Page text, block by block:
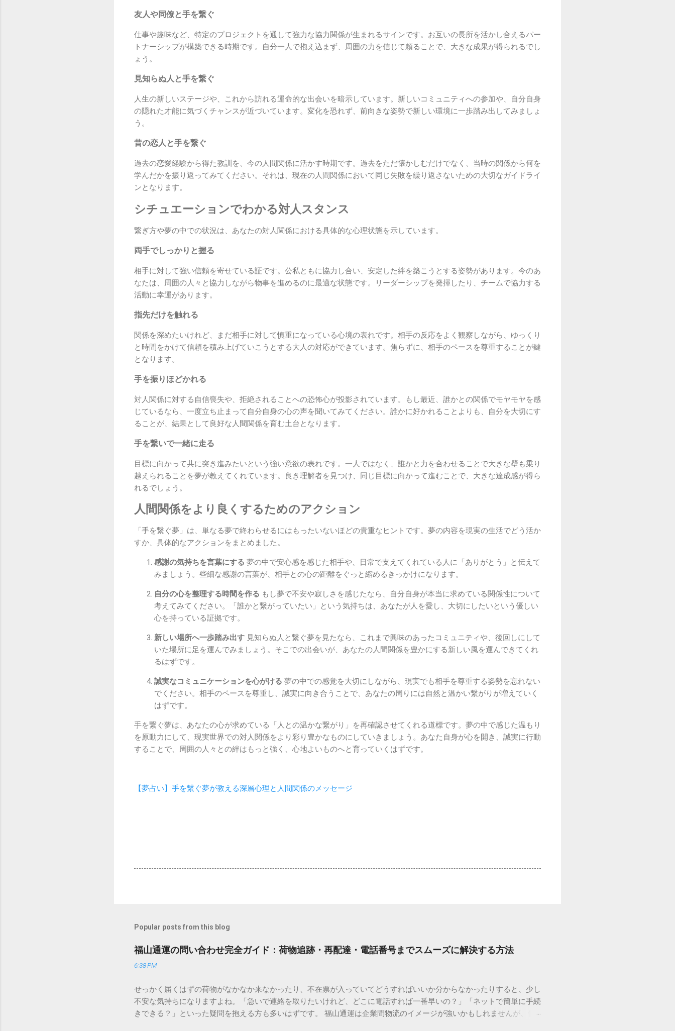
友人や同僚と手を繋ぐ
仕事や趣味など、特定のプロジェクトを通して強力な協力関係が生まれるサインです。お互いの長所を活かし合えるパー
トナーシップが構築できる時期です。自分一人で抱え込まず、周囲の力を信じて頼ることで、大きな成果が得られるでし
ょう。
見知らぬ人と手を繋ぐ
人生の新しいステージや、これから訪れる運命的な出会いを暗示しています。新しいコミュニティへの参加や、自分自身
の隠れた才能に気づくチャンスが近づいています。変化を恐れず、前向きな姿勢で新しい環境に一歩踏み出してみましょ
う。
昔の恋人と手を繋ぐ
過去の恋愛経験から得た教訓を、今の人間関係に活かす時期です。過去をただ懐かしむだけでなく、当時の関係から何を
学んだかを振り返ってみてください。それは、現在の人間関係において同じ失敗を繰り返さないための大切なガイドライ
ンとなります。
シチュエーションでわかる対人スタンス
繋ぎ方や夢の中での状況は、あなたの対人関係における具体的な心理状態を示しています。
両手でしっかりと握る
相手に対して強い信頼を寄せている証です。公私ともに協力し合い、安定した絆を築こうとする姿勢があります。今のあ
なたは、周囲の人々と協力しながら物事を進めるのに最適な状態です。リーダーシップを発揮したり、チームで協力する
活動に幸運があります。
指先だけを触れる
関係を深めたいけれど、まだ相手に対して慎重になっている心境の表れです。相手の反応をよく観察しながら、ゆっくり
と時間をかけて信頼を積み上げていこうとする大人の対応ができています。焦らずに、相手のペースを尊重することが鍵
となります。
手を振りほどかれる
対人関係に対する自信喪失や、拒絶されることへの恐怖心が投影されています。もし最近、誰かとの関係でモヤモヤを感
じているなら、一度立ち止まって自分自身の心の声を聞いてみてください。誰かに好かれることよりも、自分を大切にす
ることが、結果として良好な人間関係を育む土台となります。
手を繋いで一緒に走る
目標に向かって共に突き進みたいという強い意欲の表れです。一人ではなく、誰かと力を合わせることで大きな壁も乗り
越えられることを夢が教えてくれています。良き理解者を見つけ、同じ目標に向かって進むことで、大きな達成感が得ら
れるでしょう。
人間関係をより良くするためのアクション
「手を繋ぐ夢」は、単なる夢で終わらせるにはもったいないほどの貴重なヒントです。夢の内容を現実の生活でどう活か
すか、具体的なアクションをまとめました。
感謝の気持ちを言葉にする 夢の中で安心感を感じた相手や、日常で支えてくれている人に「ありがとう」と伝えて
みましょう。些細な感謝の言葉が、相手との心の距離をぐっと縮めるきっかけになります。
自分の心を整理する時間を作る もし夢で不安や寂しさを感じたなら、自分自身が本当に求めている関係性について
考えてみてください。「誰かと繋がっていたい」という気持ちは、あなたが人を愛し、大切にしたいという優しい
心を持っている証拠です。
新しい場所へ一歩踏み出す 見知らぬ人と繋ぐ夢を見たなら、これまで興味のあったコミュニティや、後回しにして
いた場所に足を運んでみましょう。そこでの出会いが、あなたの人間関係を豊かにする新しい風を運んできてくれ
るはずです。
誠実なコミュニケーションを心がける 夢の中での感覚を大切にしながら、現実でも相手を尊重する姿勢を忘れない
でください。相手のペースを尊重し、誠実に向き合うことで、あなたの周りには自然と温かい繋がりが増えていく
はずです。
手を繋ぐ夢は、あなたの心が求めている「人との温かな繋がり」を再確認させてくれる道標です。夢の中で感じた温もり
を原動力にして、現実世界での対人関係をより彩り豊かなものにしていきましょう。あなた自身が心を開き、誠実に行動
することで、周囲の人々との絆はもっと強く、心地よいものへと育っていくはずです。
【夢占い】手を繋ぐ夢が教える深層心理と人間関係のメッセージ
Popular posts from this blog
福山通運の問い合わせ完全ガイド：荷物追跡・再配達・電話番号までスムーズに解決する方法
6:38 PM
せっかく届くはずの荷物がなかなか来なかったり、不在票が入っていてどうすればいいか分からなかったりすると、少し
不安な気持ちになりますよね。「急いで連絡を取りたいけれど、どこに電話すれば一番早いの？」「ネットで簡単に手続
きできる？」といった疑問を抱える方も多いはずです。 福山通運は企業間物流のイメージが強いかもしれませんが、個